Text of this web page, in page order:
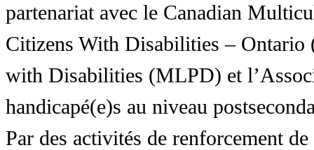
partenariat avec le Canadian
Citizens With Disabilities – Ontario
with Disabilities (MLPD) et
handicapé(e)s au niveau
Par des activités de renforcement